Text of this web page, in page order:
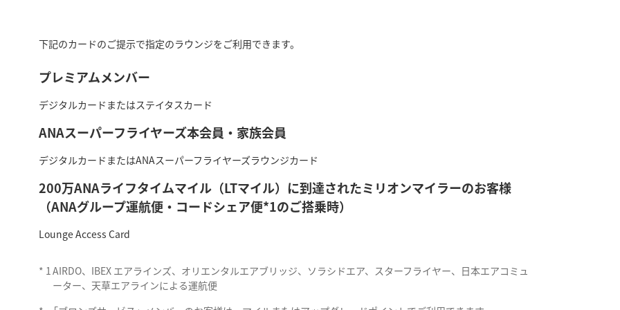
下記のカードのご提示で指定のラウンジをご利用できます。
プレミアムメンバー
デジタルカードまたはステイタスカード
ANAスーパーフライヤーズ本会員・家族会員
デジタルカードまたはANAスーパーフライヤーズラウンジカード
200万ANAライフタイムマイル（LTマイル）に到達されたミリオンマイラーのお客様
（ANAグループ運航便・コードシェア便*1のご搭乗時）
Lounge Access Card
* 1 AIRDO、IBEX エアラインズ、オリエンタルエアブリッジ、ソラシドエア、スターフライヤー、日本エアコミュ
ーター、天草エアラインによる運航便